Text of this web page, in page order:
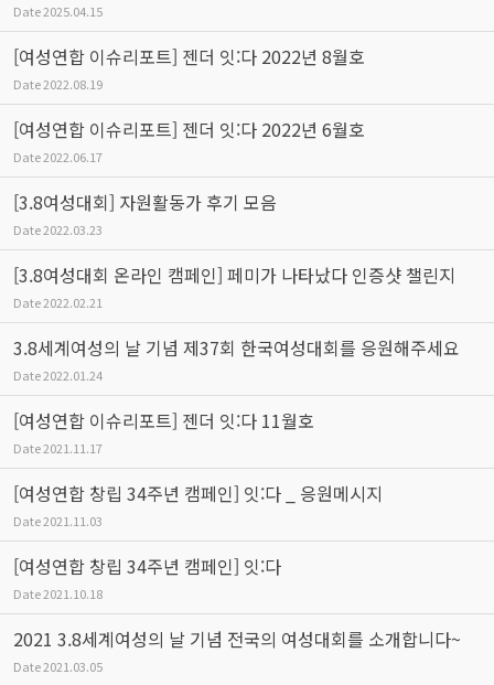
Date2025.04.15
[여성연합 이슈리포트] 젠더 잇:다 2022년 8월호
Date2022.08.19
[여성연합 이슈리포트] 젠더 잇:다 2022년 6월호
Date2022.06.17
[3.8여성대회] 자원활동가 후기 모음
Date2022.03.23
[3.8여성대회 온라인 캠페인] 페미가 나타났다 인증샷 챌린지
Date2022.02.21
3.8세계여성의 날 기념 제37회 한국여성대회를 응원해주세요
Date2022.01.24
[여성연합 이슈리포트] 젠더 잇:다 11월호
Date2021.11.17
[여성연합 창립 34주년 캠페인] 잇:다 _ 응원메시지
Date2021.11.03
[여성연합 창립 34주년 캠페인] 잇:다
Date2021.10.18
2021 3.8세계여성의 날 기념 전국의 여성대회를 소개합니다~
Date2021.03.05